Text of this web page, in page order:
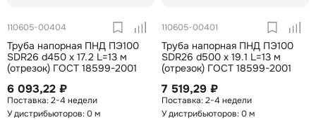
110605-00404
Труба напорная ПНД ПЭ100
SDR26 d450 х 17.2 L=13 м
(отрезок) ГОСТ 18599-2001
6 093,22 ₽
2-4 недели
У дистрибьюторов: 0 м
110605-00401
Труба напорная ПНД ПЭ100
SDR26 d500 х 19.1 L=13 м
(отрезок) ГОСТ 18599-2001
7 519,29 ₽
2-4 недели
У дистрибьюторов: 0 м